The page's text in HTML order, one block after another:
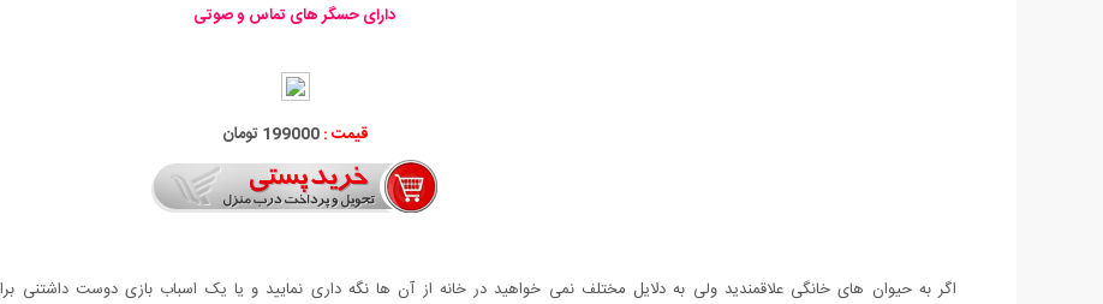
دارای حسگر های تماس و صوتی
قیمت :199000 تومان
اگر به حیوان های خانگی علاقمندید ولی به دلایل مختلف نمی خواهید در خانه از آن ها نگه داری نمایید و یا یک اسباب بازی دوست داشتنی